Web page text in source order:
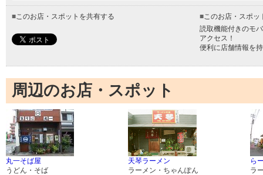
■ このお店・スポットを共有する ■ このお店・スポ
読取機能付きのモ
アクセス！
便利に店舗情報を
周辺のお店・スポット
丸一そば屋
うどん・そば
天琴ラーメン
ラーメン・ちゃんぽん
ら
ラ